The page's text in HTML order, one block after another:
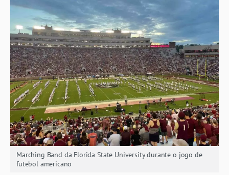
Marching Band da Florida State University durante o jogo de
futebol americano